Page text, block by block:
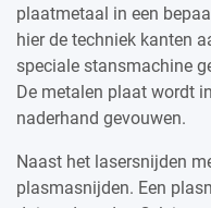
plaatmetaal in een
hier de techniek kanten
speciale stansmachine
De metalen plaat wordt
naderhand gevouwen.
Naast het lasersnijden
plasmasnijden. Een